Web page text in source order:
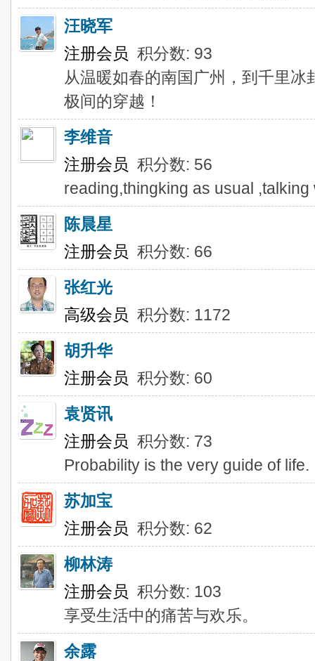
汪晓军
注册会员 积分数: 93
从温暖如春的南国广州，到千里
极间的穿越！
李维音
注册会员 积分数: 56
reading,thingking as usual
陈晨星
注册会员 积分数: 66
张红光
高级会员 积分数: 1172
胡升华
注册会员 积分数: 60
袁贤讯
注册会员 积分数: 73
Probability is the very guide of life.
苏加宝
注册会员 积分数: 62
柳林涛
注册会员 积分数: 103
享受生活中的痛苦与欢乐。
余露